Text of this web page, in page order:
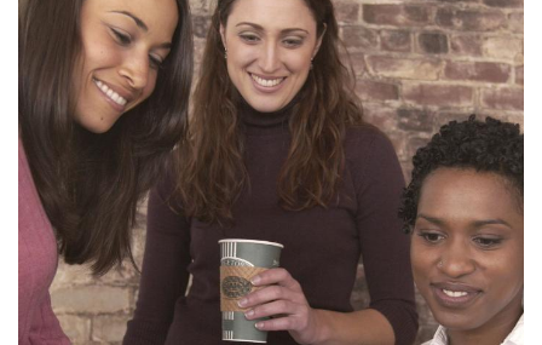
privacyverklaring cookiebeleid
Copyright © Bedrijfsnaam
Aangeboden door
- Maak eengratis website